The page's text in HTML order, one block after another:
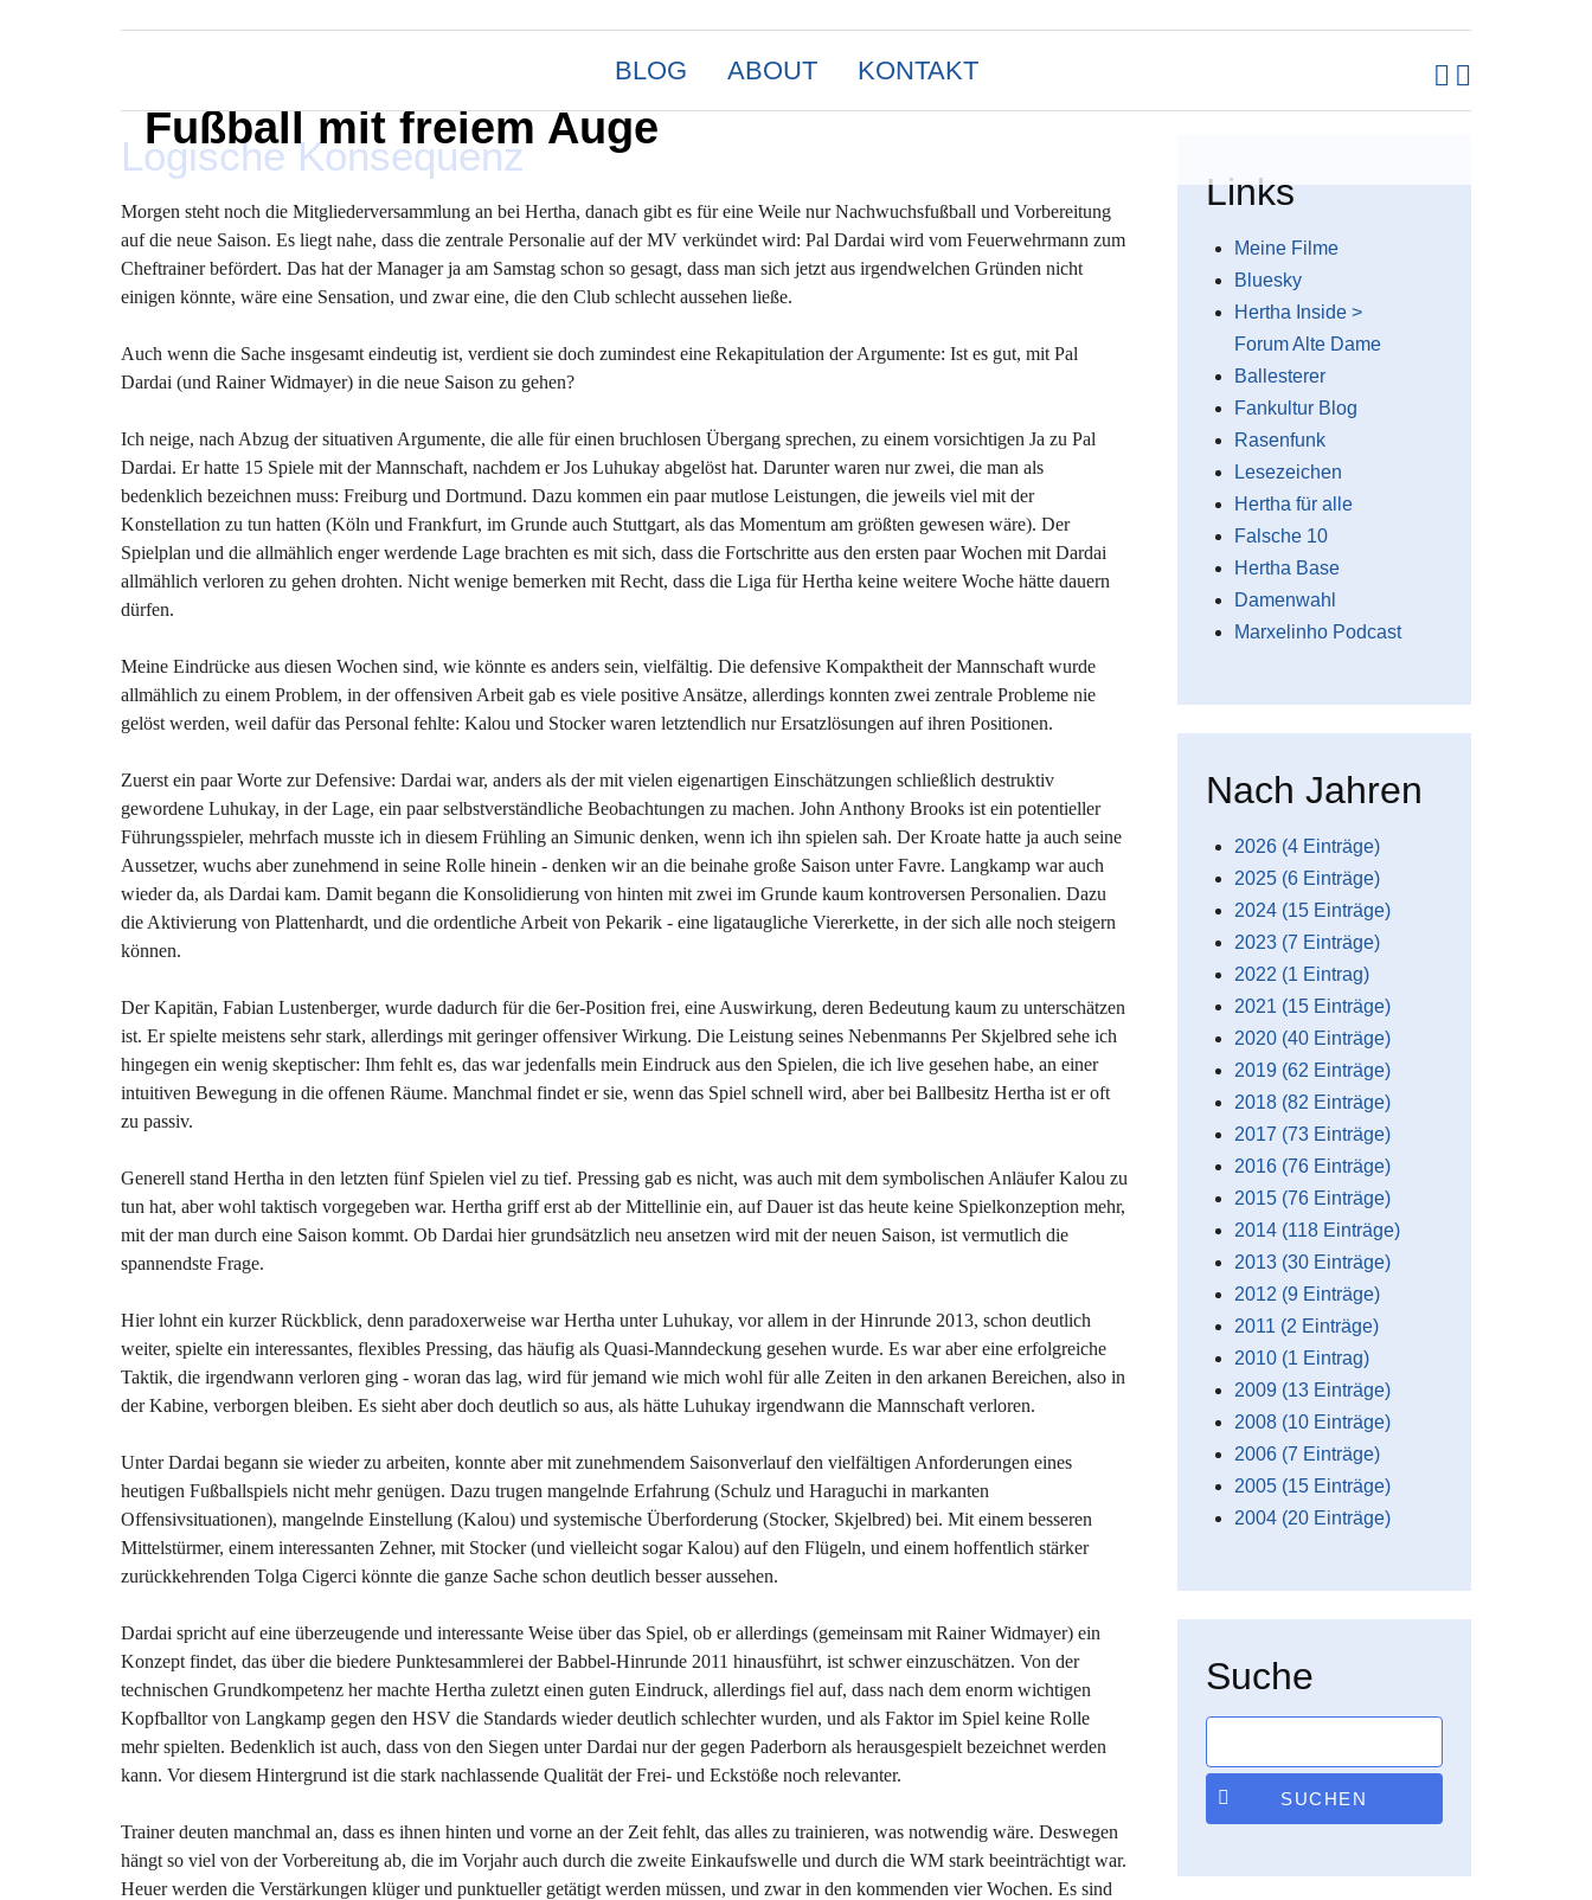
Fußball mit freiem Auge
BLOG ABOUT KONTAKT
Logische Konsequenz
Morgen steht noch die Mitgliederversammlung an bei Hertha, danach gibt es für eine Weile nur Nachwuchsfußball und Vorbereitung
auf die neue Saison. Es liegt nahe, dass die zentrale Personalie auf der MV verkündet wird: Pal Dardai wird vom Feuerwehrmann zum
Cheftrainer befördert. Das hat der Manager ja am Samstag schon so gesagt, dass man sich jetzt aus irgendwelchen Gründen nicht
einigen könnte, wäre eine Sensation, und zwar eine, die den Club schlecht aussehen ließe.
Auch wenn die Sache insgesamt eindeutig ist, verdient sie doch zumindest eine Rekapitulation der Argumente: Ist es gut, mit Pal
Dardai (und Rainer Widmayer) in die neue Saison zu gehen?
Ich neige, nach Abzug der situativen Argumente, die alle für einen bruchlosen Übergang sprechen, zu einem vorsichtigen Ja zu Pal
Dardai. Er hatte 15 Spiele mit der Mannschaft, nachdem er Jos Luhukay abgelöst hat. Darunter waren nur zwei, die man als
bedenklich bezeichnen muss: Freiburg und Dortmund. Dazu kommen ein paar mutlose Leistungen, die jeweils viel mit der
Konstellation zu tun hatten (Köln und Frankfurt, im Grunde auch Stuttgart, als das Momentum am größten gewesen wäre). Der
Spielplan und die allmählich enger werdende Lage brachten es mit sich, dass die Fortschritte aus den ersten paar Wochen mit Dardai
allmählich verloren zu gehen drohten. Nicht wenige bemerken mit Recht, dass die Liga für Hertha keine weitere Woche hätte dauern
dürfen.
Meine Eindrücke aus diesen Wochen sind, wie könnte es anders sein, vielfältig. Die defensive Kompaktheit der Mannschaft wurde
allmählich zu einem Problem, in der offensiven Arbeit gab es viele positive Ansätze, allerdings konnten zwei zentrale Probleme nie
gelöst werden, weil dafür das Personal fehlte: Kalou und Stocker waren letztendlich nur Ersatzlösungen auf ihren Positionen.
Zuerst ein paar Worte zur Defensive: Dardai war, anders als der mit vielen eigenartigen Einschätzungen schließlich destruktiv
gewordene Luhukay, in der Lage, ein paar selbstverständliche Beobachtungen zu machen. John Anthony Brooks ist ein potentieller
Führungsspieler, mehrfach musste ich in diesem Frühling an Simunic denken, wenn ich ihn spielen sah. Der Kroate hatte ja auch seine
Aussetzer, wuchs aber zunehmend in seine Rolle hinein - denken wir an die beinahe große Saison unter Favre. Langkamp war auch
wieder da, als Dardai kam. Damit begann die Konsolidierung von hinten mit zwei im Grunde kaum kontroversen Personalien. Dazu
die Aktivierung von Plattenhardt, und die ordentliche Arbeit von Pekarik - eine ligataugliche Viererkette, in der sich alle noch steigern
können.
Der Kapitän, Fabian Lustenberger, wurde dadurch für die 6er-Position frei, eine Auswirkung, deren Bedeutung kaum zu unterschätzen
ist. Er spielte meistens sehr stark, allerdings mit geringer offensiver Wirkung. Die Leistung seines Nebenmanns Per Skjelbred sehe ich
hingegen ein wenig skeptischer: Ihm fehlt es, das war jedenfalls mein Eindruck aus den Spielen, die ich live gesehen habe, an einer
intuitiven Bewegung in die offenen Räume. Manchmal findet er sie, wenn das Spiel schnell wird, aber bei Ballbesitz Hertha ist er oft
zu passiv.
Generell stand Hertha in den letzten fünf Spielen viel zu tief. Pressing gab es nicht, was auch mit dem symbolischen Anläufer Kalou zu
tun hat, aber wohl taktisch vorgegeben war. Hertha griff erst ab der Mittellinie ein, auf Dauer ist das heute keine Spielkonzeption mehr,
mit der man durch eine Saison kommt. Ob Dardai hier grundsätzlich neu ansetzen wird mit der neuen Saison, ist vermutlich die
spannendste Frage.
Hier lohnt ein kurzer Rückblick, denn paradoxerweise war Hertha unter Luhukay, vor allem in der Hinrunde 2013, schon deutlich
weiter, spielte ein interessantes, flexibles Pressing, das häufig als Quasi-Manndeckung gesehen wurde. Es war aber eine erfolgreiche
Taktik, die irgendwann verloren ging - woran das lag, wird für jemand wie mich wohl für alle Zeiten in den arkanen Bereichen, also in
der Kabine, verborgen bleiben. Es sieht aber doch deutlich so aus, als hätte Luhukay irgendwann die Mannschaft verloren.
Unter Dardai begann sie wieder zu arbeiten, konnte aber mit zunehmendem Saisonverlauf den vielfältigen Anforderungen eines
heutigen Fußballspiels nicht mehr genügen. Dazu trugen mangelnde Erfahrung (Schulz und Haraguchi in markanten
Offensivsituationen), mangelnde Einstellung (Kalou) und systemische Überforderung (Stocker, Skjelbred) bei. Mit einem besseren
Mittelstürmer, einem interessanten Zehner, mit Stocker (und vielleicht sogar Kalou) auf den Flügeln, und einem hoffentlich stärker
zurückkehrenden Tolga Cigerci könnte die ganze Sache schon deutlich besser aussehen.
Dardai spricht auf eine überzeugende und interessante Weise über das Spiel, ob er allerdings (gemeinsam mit Rainer Widmayer) ein
Konzept findet, das über die biedere Punktesammlerei der Babbel-Hinrunde 2011 hinausführt, ist schwer einzuschätzen. Von der
technischen Grundkompetenz her machte Hertha zuletzt einen guten Eindruck, allerdings fiel auf, dass nach dem enorm wichtigen
Kopfballtor von Langkamp gegen den HSV die Standards wieder deutlich schlechter wurden, und als Faktor im Spiel keine Rolle
mehr spielten. Bedenklich ist auch, dass von den Siegen unter Dardai nur der gegen Paderborn als herausgespielt bezeichnet werden
kann. Vor diesem Hintergrund ist die stark nachlassende Qualität der Frei- und Eckstöße noch relevanter.
Trainer deuten manchmal an, dass es ihnen hinten und vorne an der Zeit fehlt, das alles zu trainieren, was notwendig wäre. Deswegen
hängt so viel von der Vorbereitung ab, die im Vorjahr auch durch die zweite Einkaufswelle und durch die WM stark beeinträchtigt war.
Heuer werden die Verstärkungen klüger und punktueller getätigt werden müssen, und zwar in den kommenden vier Wochen. Es sind
Links
Meine Filme
Bluesky
Hertha Inside >
Forum Alte Dame
Ballesterer
Fankultur Blog
Rasenfunk
Lesezeichen
Hertha für alle
Falsche 10
Hertha Base
Damenwahl
Marxelinho Podcast
Nach Jahren
2026 (4 Einträge)
2025 (6 Einträge)
2024 (15 Einträge)
2023 (7 Einträge)
2022 (1 Eintrag)
2021 (15 Einträge)
2020 (40 Einträge)
2019 (62 Einträge)
2018 (82 Einträge)
2017 (73 Einträge)
2016 (76 Einträge)
2015 (76 Einträge)
2014 (118 Einträge)
2013 (30 Einträge)
2012 (9 Einträge)
2011 (2 Einträge)
2010 (1 Eintrag)
2009 (13 Einträge)
2008 (10 Einträge)
2006 (7 Einträge)
2005 (15 Einträge)
2004 (20 Einträge)
Suche
SUCHEN